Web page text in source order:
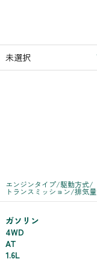
未選択
エンジンタイプ/駆動方式/
トランスミッション/排気量
ガソリン
4WD
AT
1.6L